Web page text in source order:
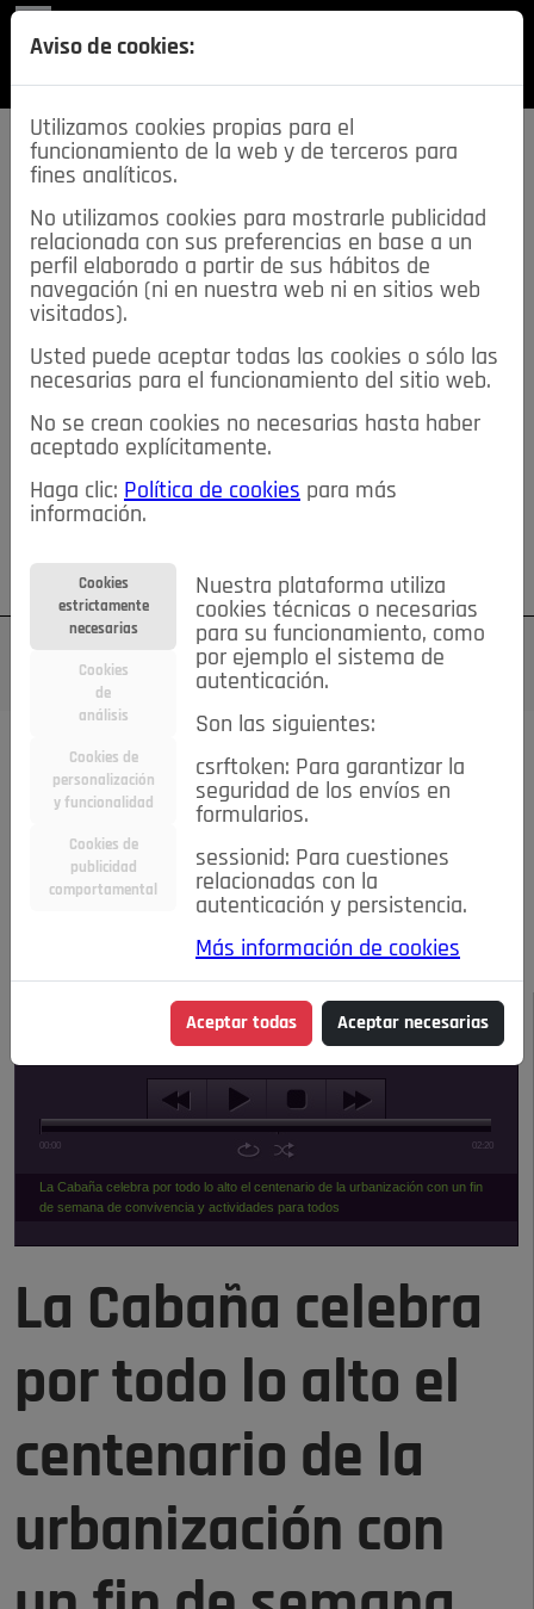
SECCIONES
descarga esta
REVISTA
≡NOTICIAS
NOTICIAS SERVICIOS DE INTERÉS
TABLÓN DE ANUNCIOS MIS ANUNCIOS CONTACTO
NOSOTROS
Su cuenta Regístrese ¿Olvidó su contraseña?
Todas las noticias..
#TePrestoMisOjos Caridad
Ciencia&Tecnología
Economía
Entretenimiento
Estilo de Vida
Internacional
Madrid Opinión IN
Pozuelo de Alarcón
Salud 🔴 En Directo
NOTICIAS
Escucha el audio de esta noticia:
00:00 02:20
La Cabaña celebra por todo lo alto el centenario de la urbanización con un fin
de semana de convivencia y actividades para todos
La Cabaña celebra
por todo lo alto el
centenario de la
urbanización con
Aviso de cookies:
Utilizamos cookies propias para el
funcionamiento de la web y de terceros para
fines analíticos.
No utilizamos cookies para mostrarle publicidad
relacionada con sus preferencias en base a un
perfil elaborado a partir de sus hábitos de
navegación (ni en nuestra web ni en sitios web
visitados).
Usted puede aceptar todas las cookies o sólo las
necesarias para el funcionamiento del sitio web.
No se crean cookies no necesarias hasta haber
aceptado explícitamente.
Haga clic: Política de cookies para más
información.
Cookies
estrictamente
necesarias
Cookies
de
análisis
Cookies de
personalización
y funcionalidad
Cookies de
publicidad
comportamental
Nuestra plataforma utiliza
cookies técnicas o necesarias
para su funcionamiento, como
por ejemplo el sistema de
autenticación.
Son las siguientes:
csrftoken: Para garantizar la
seguridad de los envíos en
formularios.
sessionid: Para cuestiones
relacionadas con la
autenticación y persistencia.
Más información de cookies
Aceptar todas Aceptar necesarias